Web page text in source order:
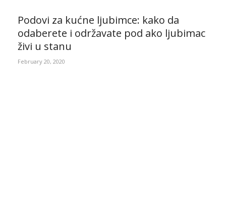
Podovi za kućne ljubimce: kako da
odaberete i održavate pod ako ljubimac
živi u stanu
February 20, 2020